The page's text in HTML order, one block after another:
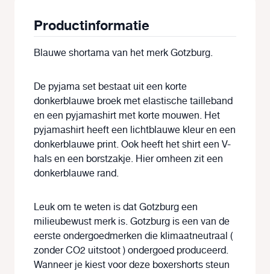
Productinformatie
Blauwe shortama van het merk Gotzburg.
De pyjama set bestaat uit een korte
donkerblauwe broek met elastische tailleband
en een pyjamashirt met korte mouwen. Het
pyjamashirt heeft een lichtblauwe kleur en een
donkerblauwe print. Ook heeft het shirt een V-
hals en een borstzakje. Hier omheen zit een
donkerblauwe rand.
Leuk om te weten is dat Gotzburg een
milieubewust merk is. Gotzburg is een van de
eerste ondergoedmerken die klimaatneutraal (
zonder CO2 uitstoot ) ondergoed produceerd.
Wanneer je kiest voor deze boxershorts steun